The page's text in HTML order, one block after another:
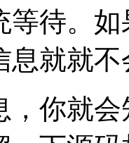
等待。
息就就
，你就